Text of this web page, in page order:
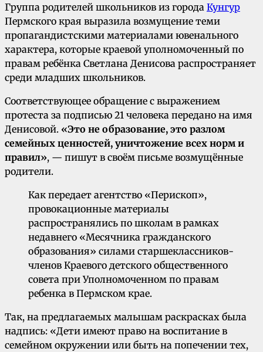
Группа родителей школьников из города Кунгур
Пермского края выразила возмущение теми
пропагандистскими материалами ювенального
характера, которые краевой уполномоченный по
правам ребёнка Светлана Денисова распространяет
среди младших школьников.
Соответствующее обращение с выражением
протеста за подписью 21 человека передано на имя
Денисовой. «Это не образование, это разлом
семейных ценностей, уничтожение всех норм и
правил», — пишут в своём письме возмущённые
родители.
Как передает агентство «Перископ»,
провокационные материалы
распространялись по школам в рамках
недавнего «Месячника гражданского
образования» силами старшеклассников-
членов Краевого детского общественного
совета при Уполномоченном по правам
ребенка в Пермском крае.
Так, на предлагаемых малышам раскрасках была
надпись: «Дети имеют право на воспитание в
семейном окружении или быть на попечении тех,